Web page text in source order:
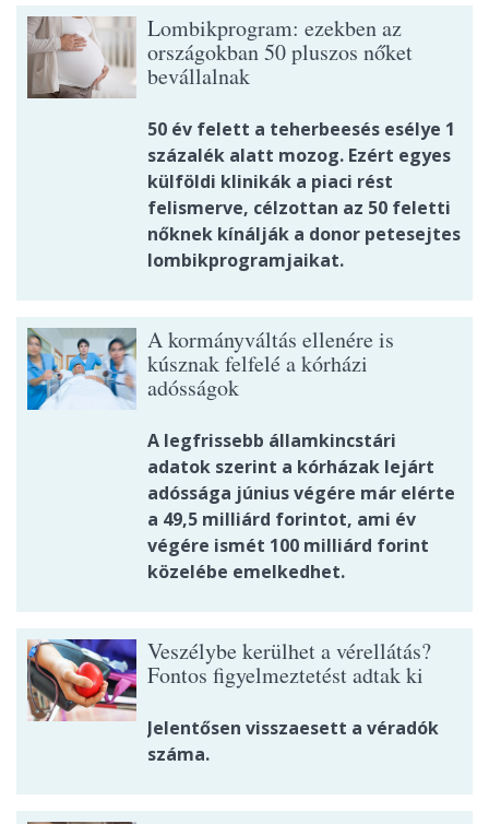
Lombikprogram: ezekben az
országokban 50 pluszos nőket
bevállalnak
50 év felett a teherbeesés esélye 1
százalék alatt mozog. Ezért egyes
külföldi klinikák a piaci rést
felismerve, célzottan az 50 feletti
nőknek kínálják a donor petesejtes
lombikprogramjaikat.
A kormányváltás ellenére is
kúsznak felfelé a kórházi
adósságok
A legfrissebb államkincstári
adatok szerint a kórházak lejárt
adóssága június végére már elérte
a 49,5 milliárd forintot, ami év
végére ismét 100 milliárd forint
közelébe emelkedhet.
Veszélybe kerülhet a vérellátás?
Fontos figyelmeztetést adtak ki
Jelentősen visszaesett a véradók
száma.